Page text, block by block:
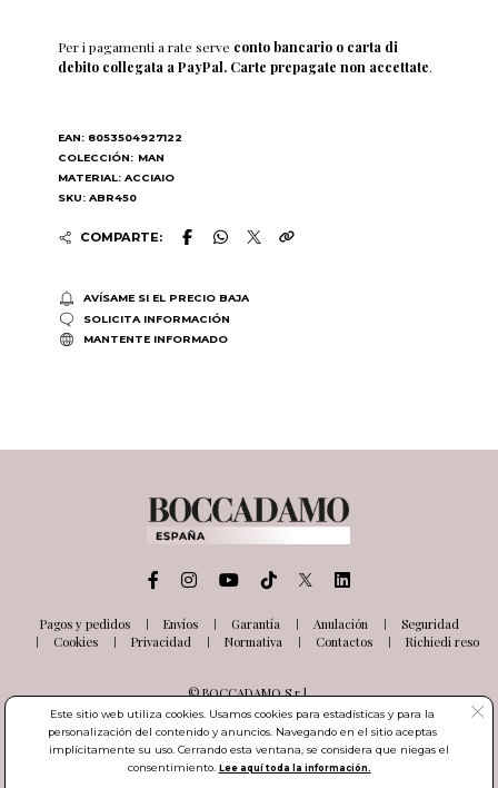
Per i pagamenti a rate serve conto bancario o carta di
debito collegata a PayPal. Carte prepagate non accettate.
EAN: 8053504927122
COLECCIÓN: MAN
MATERIAL: ACCIAIO
SKU: ABR450
COMPARTE:
AVÍSAME SI EL PRECIO BAJA
SOLICITA INFORMACIÓN
MANTENTE INFORMADO
Pagos y pedidos Envíos Garantía Anulación
Seguridad
Cookies
Privacidad Normativa Contactos Richiedi reso
© BOCCADAMO S.r.l.
Via delle Industrie, 26
03100 Frosinone (FR) Italia
Número de IVA IT01985000601
Este sitio web utiliza cookies. Usamos cookies para estadísticas y para la
personalización del contenido y anuncios. Navegando en el sitio aceptas
implícitamente su uso. Cerrando esta ventana, se considera que niegas el
consentimiento. Lee aquí toda la información.